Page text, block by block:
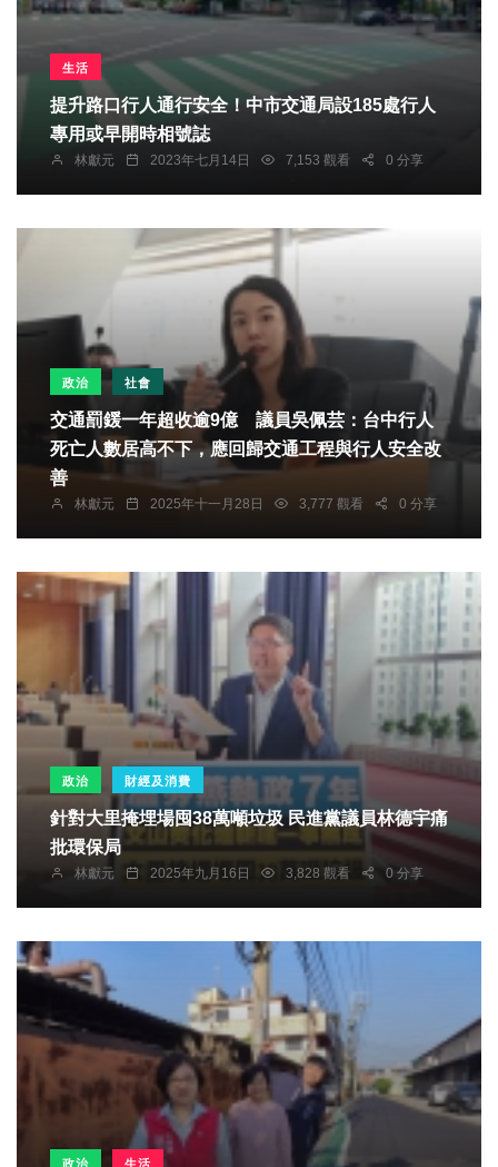
生活
提升路口行人通行安全！中市交通局設185處行人
專用或早開時相號誌
林獻元 2023年七月14日 7,153 觀看 0 分享
政治 社會
交通罰鍰一年超收逾9億 議員吳佩芸：台中行人
死亡人數居高不下，應回歸交通工程與行人安全改
善
林獻元 2025年十一月28日 3,777 觀看 0 分享
政治 財經及消費
針對大里掩埋場囤38萬噸垃圾 民進黨議員林德宇痛
批環保局
林獻元 2025年九月16日 3,828 觀看 0 分享
政治 生活